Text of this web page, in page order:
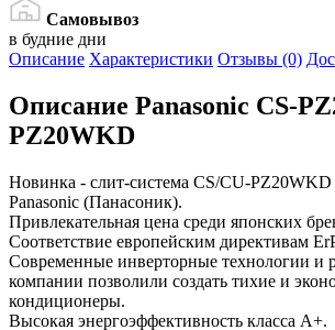
Самовывоз
в будние дни
Описание Характеристики Отзывы (0)
Описание Panasonic CS-
PZ20WKD
Новинка - слит-система CS/CU-
Panasonic (Панасоник).
Привлекательная цена среди японских
Соответствие европейским директивам
Современные инверторные технологии и
компании позволили создать тихие и
кондиционеры.
Высокая энергоэффективность класса А+.